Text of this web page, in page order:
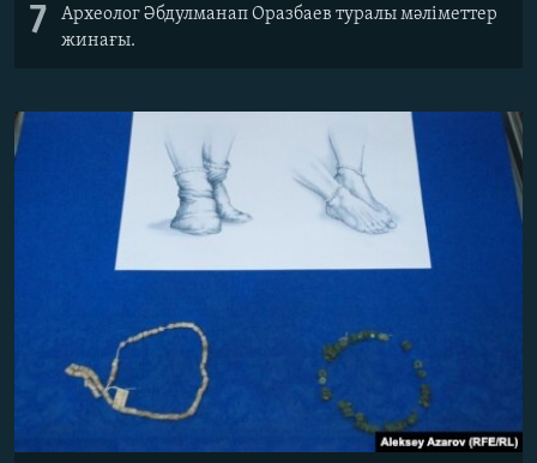
7
Археолог Әбдулманап Оразбаев туралы мәліметтер
жинағы.